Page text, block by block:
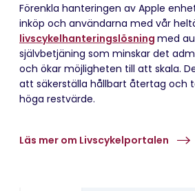
Förenkla hanteringen av Apple
inköp och användarna med vår
livscykelhanteringslösning med
självbetjäning som minskar det
och ökar möjligheten till att skala.
att säkerställa hållbart återtag och
höga restvärde.
Läs mer om Livscykelportalen